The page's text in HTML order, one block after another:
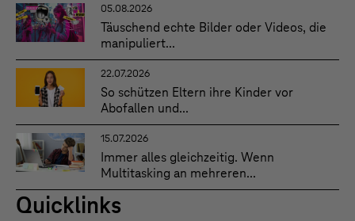
05.08.2026
Täuschend echte Bilder oder Videos, die
manipuliert...
22.07.2026
So schützen Eltern ihre Kinder vor
Abofallen und...
15.07.2026
Immer alles gleichzeitig. Wenn
Multitasking an mehreren...
Quicklinks